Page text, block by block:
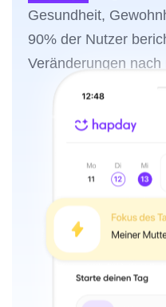
Gesundheit,
90% der Nutzer
Veränderungen nach